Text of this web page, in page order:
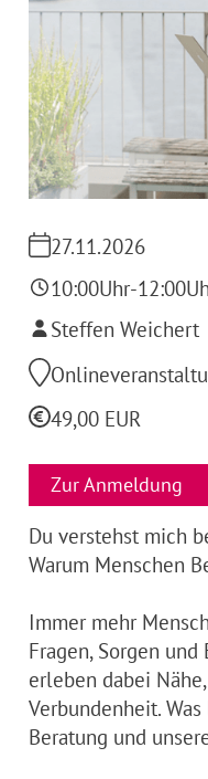
27.11.2026
10:00Uhr-12:00
Steffen Weichert
49,00 EUR
Zur Anmeldung
Du verstehst mich
Warum Menschen
Immer mehr
Fragen, Sorgen
erleben dabei
Verbundenheit.
Beratung und